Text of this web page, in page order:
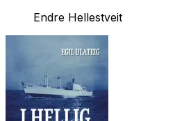
Endre Hellestveit